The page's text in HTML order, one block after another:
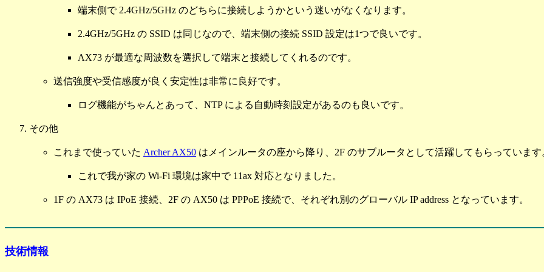
端末側で 2.4GHz/5GHz のどちらに接続しようかという迷いがなくなります。
2.4GHz/5GHz の SSID は同じなので、端末側の接続 SSID 設定は1つで良いです。
AX73 が最適な周波数を選択して端末と接続してくれるのです。
送信強度や受信感度が良く安定性は非常に良好です。
ログ機能がちゃんとあって、NTP による自動時刻設定があるのも良いです。
その他
これまで使っていた Archer AX50 はメインルータの座から降り、2F のサブルータとして活躍してもらっています
これで我が家の Wi-Fi 環境は家中で 11ax 対応となりました。
1F の AX73 は IPoE 接続、2F の AX50 は PPPoE 接続で、それぞれ別のグローバル IP address となっています。
技術情報